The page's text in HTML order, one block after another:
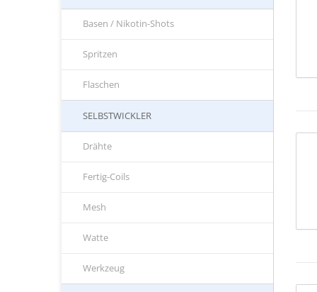
Basen / Nikotin-Shots
Spritzen
Flaschen
SELBSTWICKLER
Drähte
Fertig-Coils
Mesh
Watte
Werkzeug